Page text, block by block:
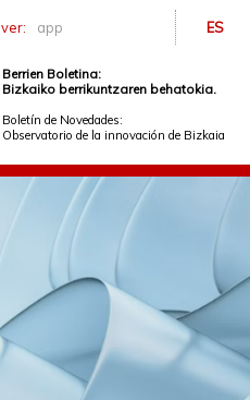
ver: app ES
Berrien Boletina:
Bizkaiko berrikuntzaren behatokia.
Boletín de Novedades:
Observatorio de la innovación de Bizkaia